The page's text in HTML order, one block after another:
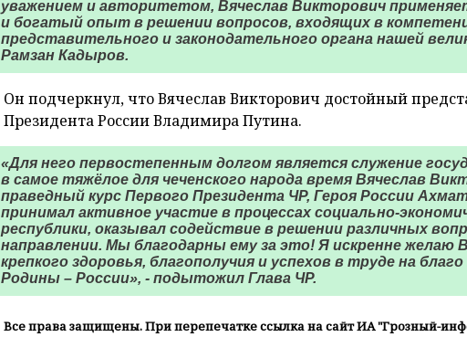
уважением и авторитетом, Вячеслав Викторович
и богатый опыт в решении вопросов, входящих в
представительного и законодательного органа нашей
Рамзан Кадыров.
Он подчеркнул, что Вячеслав Викторович достойный
Президента России Владимира Путина.
«Для него первостепенным долгом является служение
в самое тяжёлое для чеченского народа время Вячеслав
праведный курс Первого Президента ЧР, Героя России
принимал активное участие в процессах социально-
республики, оказывал содействие в решении различных
направлении. Мы благодарны ему за это! Я искренне желаю
крепкого здоровья, благополучия и успехов в труде на
Родины – России», - подытожил Глава ЧР.
Все права защищены. При перепечатке ссылка на сайт ИА "Грозный-